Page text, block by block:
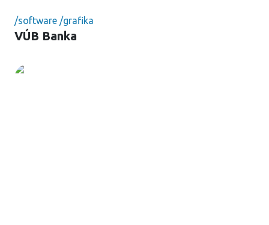
/software /grafika
VÚB Banka